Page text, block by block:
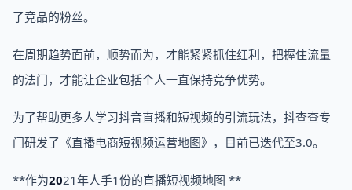
了竞品的粉丝。
在周期趋势面前，顺势而为，才能紧紧抓住红利，把握住流量
的法门，才能让企业包括个人一直保持竞争优势。
为了帮助更多人学习抖音直播和短视频的引流玩法，抖查查专
门研发了《直播电商短视频运营地图》，目前已迭代至3.0。
**作为2021年人手1份的直播短视频地图 **